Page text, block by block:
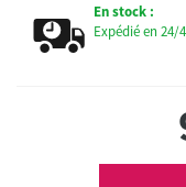
En stock :
Expédié en 24/